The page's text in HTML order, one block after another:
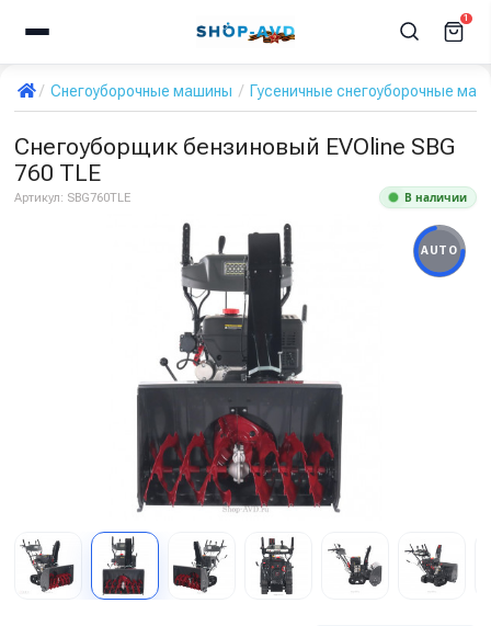
1
Снегоуборочные машины Гусеничные снегоуборочные
Снегоуборщик бензиновый EVOline SBG
760 TLE
Артикул: SBG760TLE В наличии
AUTO